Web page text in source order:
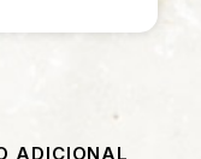
ADICIONAL